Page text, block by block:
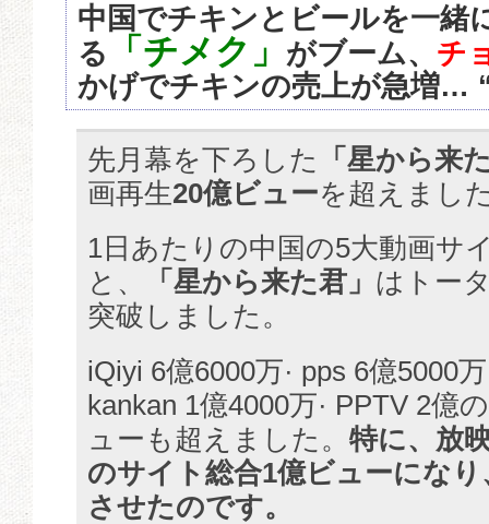
中国でチキンとビールを一緒
る
「チメク」 がブーム、 チ
かげでチキンの売上が急増…
先月幕を下ろした
「星から来
画再生20億ビューを超えまし
1日あたりの中国の5大動画サ
と、
「星から来た君」 はトー
突破しました。
iQiyi 6億6000万· pps 6億5000
kankan 1億4000万· PPTV 2億
ューも超えました。 特に、放
のサイト総合1億ビューにな
させたのです。